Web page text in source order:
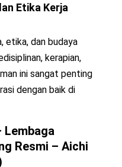
Etika Kerja
etika, dan budaya
kerapian,
ini sangat penting
dengan baik di
Lembaga
Resmi – Aichi